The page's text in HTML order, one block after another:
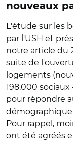
nouveaux
L'étude sur les
par l'USH et
notre article du
suite de
logements
198.000
pour répondre
Pour rappel,
ont été agréés